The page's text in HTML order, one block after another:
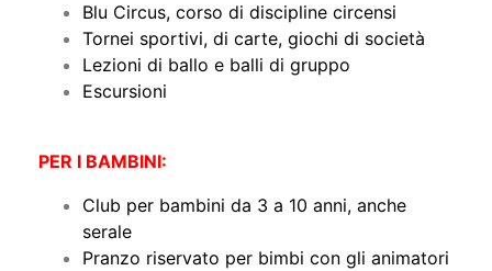
Blu Circus, corso di discipline circensi
Tornei sportivi, di carte, giochi di società
Lezioni di ballo e balli di gruppo
Escursioni
PER I BAMBINI:
Club per bambini da 3 a 10 anni, anche
serale
Pranzo riservato per bimbi con gli animatori